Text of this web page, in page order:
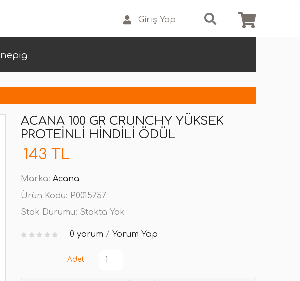
Giriş Yap
ACANA 100 GR CRUNCHY YÜKSEK
PROTEINLI HINDILI ÖDÜL
143 TL
Marka: Acana
Ürün Kodu: P0015757
Stok Durumu: Stokta Yok
0 yorum / Yorum Yap
Adet